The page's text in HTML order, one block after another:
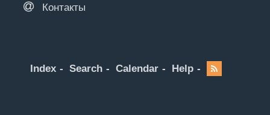
Контакты
Index Search Calendar Help